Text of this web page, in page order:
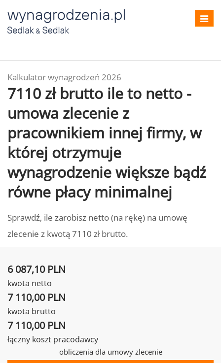
Kalkulator wynagrodzeń 2026
7110 zł brutto ile to netto -
umowa zlecenie z
pracownikiem innej firmy, w
której otrzymuje
wynagrodzenie większe bądź
równe płacy minimalnej
Sprawdź, ile zarobisz netto (na rękę) na umowę
zlecenie z kwotą 7110 zł brutto.
6 087,10 PLN
kwota netto
7 110,00 PLN
kwota brutto
7 110,00 PLN
łączny koszt pracodawcy
obliczenia dla umowy zlecenie